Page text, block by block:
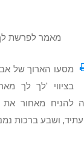
מאמר לפרשת
מסעו הארוך של
בציווי 'לך לך
להניח מאחור
ושבע ברכות